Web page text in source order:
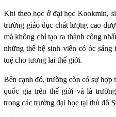
Khi theo học ở đại học Kookmin,
trường giáo dục chất lượng cao
mà không chỉ tạo ra thành công
những thế hệ sinh viên có óc
tuệ cho tương lai thế giới.
Bên cạnh đó, trường còn có sự
quốc gia trên thế giới và là
trong các trường đại học tại thủ đô